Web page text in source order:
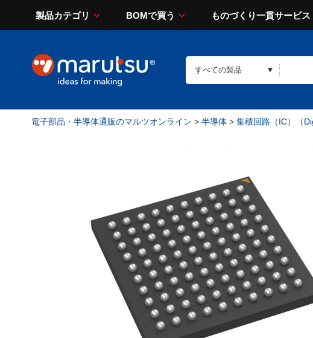
製品カテゴリ BOMで買う ものづくり一貫サービス
電子部品・半導体通販のマルツオンライン > 半導体 > 集積回路（IC）（